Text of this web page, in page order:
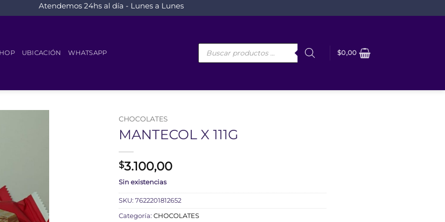
Atendemos 24hs al día - Lunes a Lunes
UBICACIÓN WHATSAPP
Búsqueda
$0,00
CHOCOLATES
MANTECOL X 111G
$3.100,00
Sin existencias
SKU: 7622201812652
Categoría: CHOCOLATES